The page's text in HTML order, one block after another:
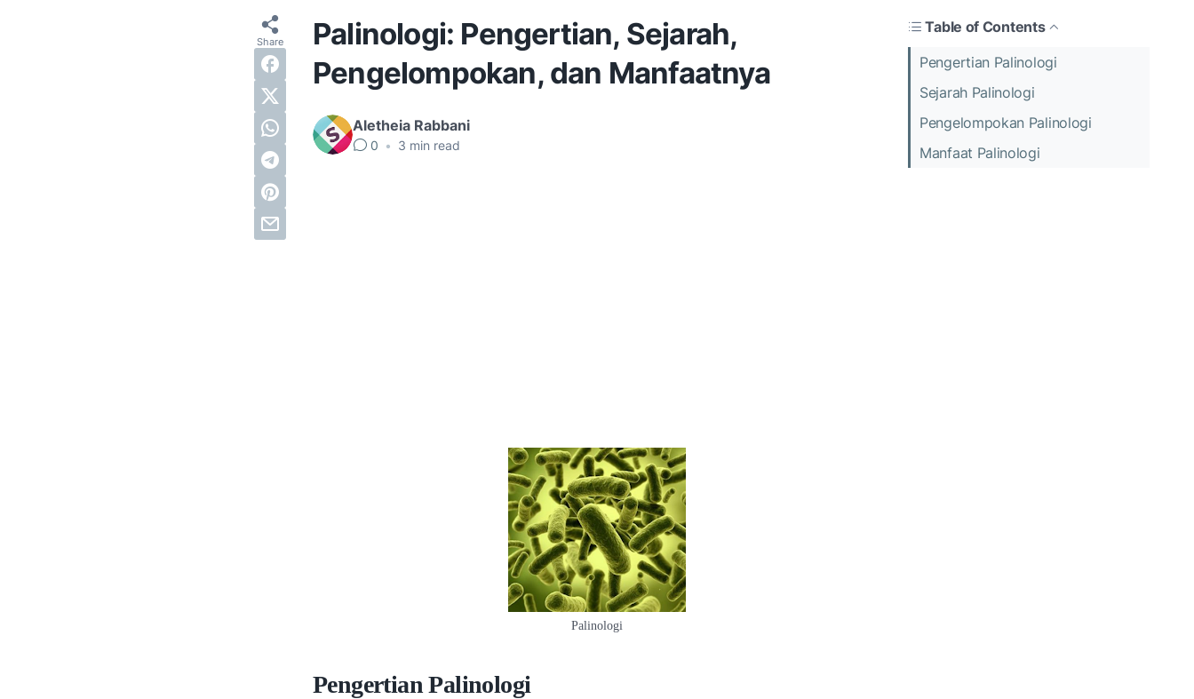
Palinologi: Pengertian, Sejarah,
Pengelompokan, dan Manfaatnya
Aletheia Rabbani
0 • 3 min read
Table of Contents
Pengertian Palinologi
Sejarah Palinologi
Pengelompokan Palinologi
Manfaat Palinologi
Palinologi
Pengertian Palinologi